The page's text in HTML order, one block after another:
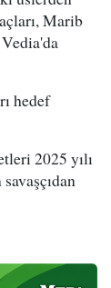
Marib
hedef
2025 yılı